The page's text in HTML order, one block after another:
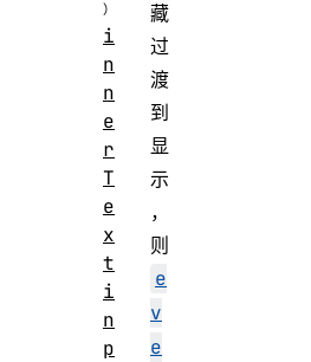
藏
过
渡
到
显
示
，
则
e
v
e
i
n
n
e
r
T
e
x
t
i
n
p